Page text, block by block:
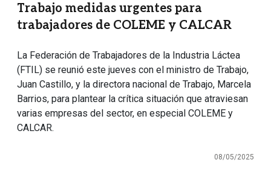
Trabajo medidas urgentes para
trabajadores de COLEME y CALCAR
La Federación de Trabajadores de la Industria Láctea
(FTIL) se reunió este jueves con el ministro de Trabajo,
Juan Castillo, y la directora nacional de Trabajo, Marcela
Barrios, para plantear la crítica situación que atraviesan
varias empresas del sector, en especial COLEME y
CALCAR.
08/05/2025